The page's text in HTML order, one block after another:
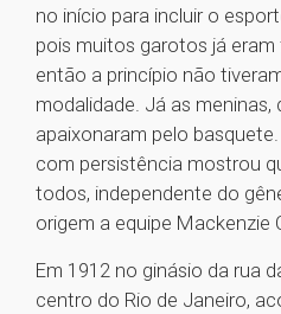
no início para incluir o
pois muitos garotos já
então a princípio não
modalidade. Já as
apaixonaram pelo
com persistência mostrou
todos, independente do
origem a equipe Mackenzie
Em 1912 no ginásio da rua
centro do Rio de Janeiro,